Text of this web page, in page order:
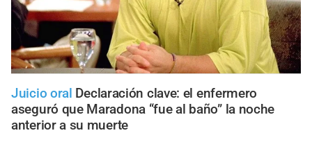
Juicio oral Declaración clave: el enfermero
aseguró que Maradona “fue al baño” la noche
anterior a su muerte